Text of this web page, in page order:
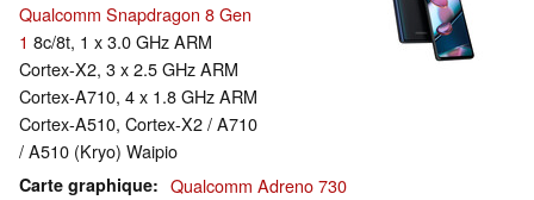
Qualcomm Snapdragon 8 Gen
1 8c/8t, 1 x 3.0 GHz ARM
Cortex-X2, 3 x 2.5 GHz ARM
Cortex-A710, 4 x 1.8 GHz ARM
Cortex-A510, Cortex-X2 / A710
/ A510 (Kryo) Waipio
Carte graphique Qualcomm Adreno 730